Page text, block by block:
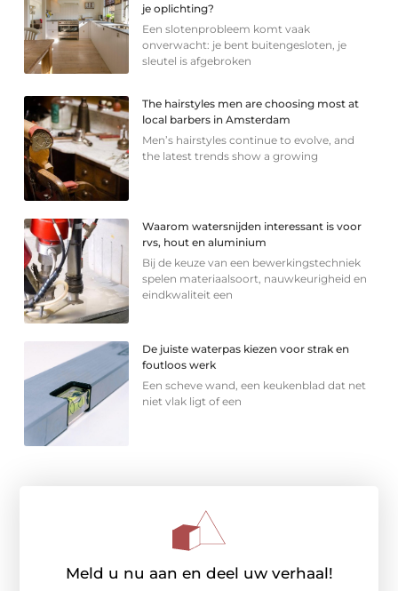
je oplichting?
Een slotenprobleem komt vaak
onverwacht: je bent buitengesloten, je
sleutel is afgebroken
The hairstyles men are choosing most at
local barbers in Amsterdam
Men’s hairstyles continue to evolve, and
the latest trends show a growing
Waarom watersnijden interessant is voor
rvs, hout en aluminium
Bij de keuze van een bewerkingstechniek
spelen materiaalsoort, nauwkeurigheid en
eindkwaliteit een
De juiste waterpas kiezen voor strak en
foutloos werk
Een scheve wand, een keukenblad dat net
niet vlak ligt of een
Meld u nu aan en deel uw verhaal!